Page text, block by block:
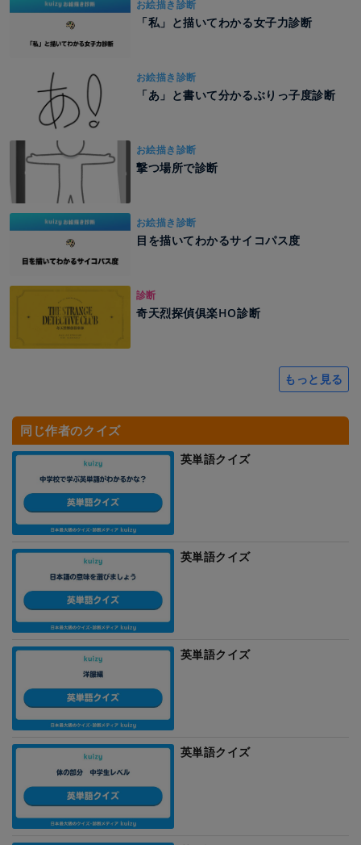
お絵描き診断
「私」と描いてわかる女子力診断
お絵描き診断
「あ」と書いて分かるぶりっ子度診断
お絵描き診断
撃つ場所で診断
お絵描き診断
目を描いてわかるサイコパス度
診断
奇天烈探偵俱楽HO診断
もっと見る
同じ作者のクイズ
英単語クイズ
英単語クイズ
英単語クイズ
英単語クイズ